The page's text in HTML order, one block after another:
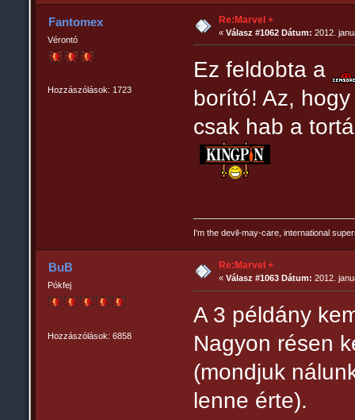
Fantomex
Vérontó
Hozzászólások: 1723
Re:Marvel +
«Válasz #1062 Dátum: 2012.
Ez feldobta a
borító! Az,
csak hab a
I'm the devil-may-care, international
BuB
Pókfej
Hozzászólások: 6858
Re:Marvel +
«Válasz #1063 Dátum: 2012.
A 3 példány
Nagyon résen
(mondjuk
lenne érte).